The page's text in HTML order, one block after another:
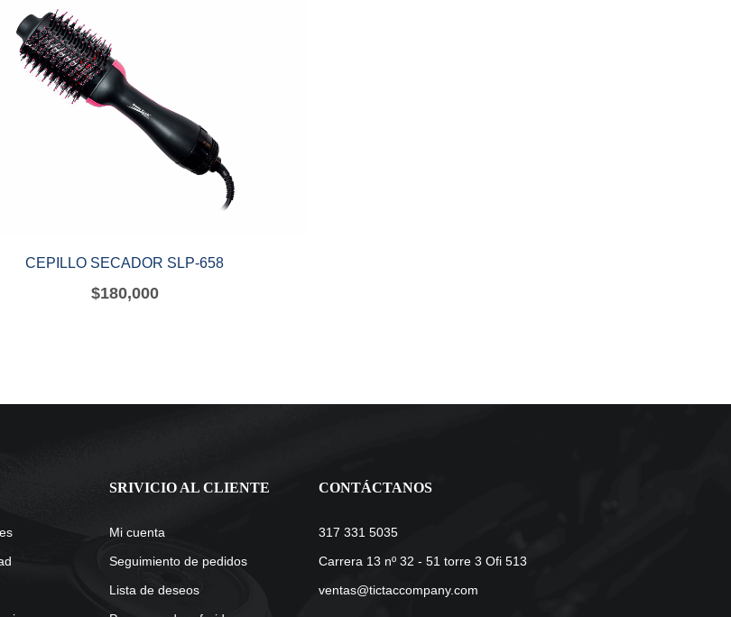
CEPILLO SECADOR SLP-658
$180,000
SRIVICIO AL CLIENTE
Mi cuenta
Seguimiento de pedidos
Lista de deseos
CONTÁCTANOS
317 331 5035
Carrera 13 nº 32 - 51 torre 3 Ofi 513
ventas@tictaccompany.com